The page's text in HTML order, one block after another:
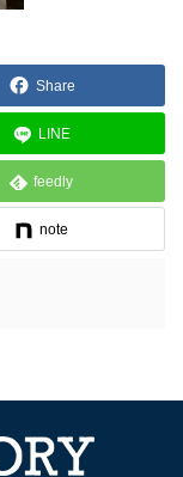
Share
LINE
feedly
note